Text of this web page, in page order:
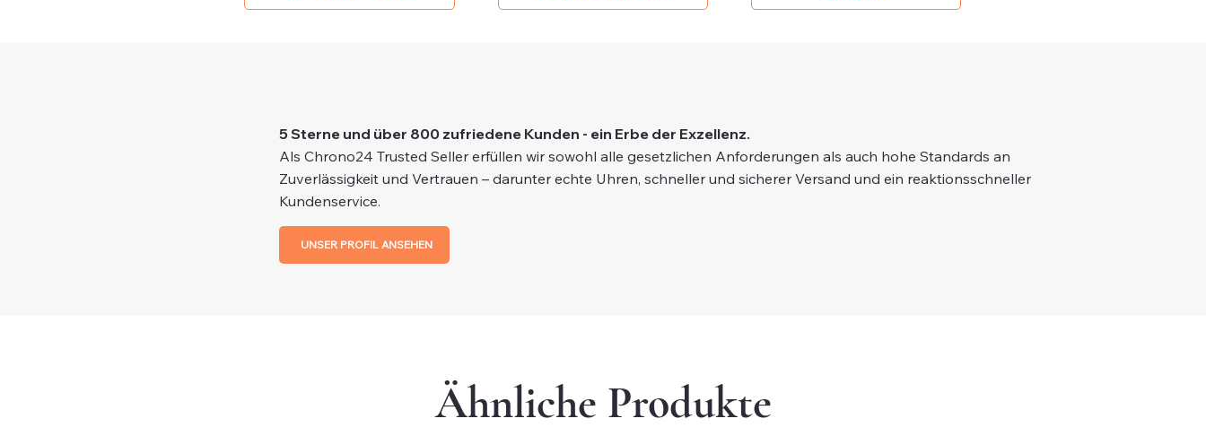
5 Sterne und über 800 zufriedene Kunden - ein Erbe der Exzellenz.
Als Chrono24 Trusted Seller erfüllen wir sowohl alle gesetzlichen Anforderungen als auch hohe Standards an
Zuverlässigkeit und Vertrauen – darunter echte Uhren, schneller und sicherer Versand und ein reaktionsschneller
Kundenservice.
UNSER PROFIL ANSEHEN
Ähnliche Produkte